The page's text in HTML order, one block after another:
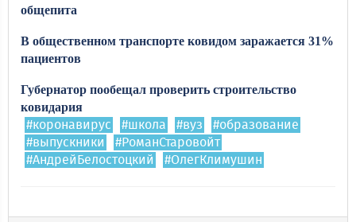
общепита
В общественном транспорте ковидом заражается 31%
пациентов
Губернатор пообещал проверить строительство
ковидария
#коронавирус #школа #вуз
#образование
#выпускники
#РоманСтаровойт
#АндрейБелостоцкий
#ОлегКлимушин